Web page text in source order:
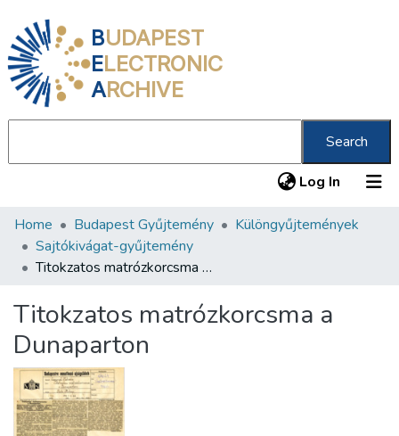
BUDAPEST
ELECTRONIC
ARCHIVE
Search
Log In (current)
Communities & Collections
All of DSpace
About us
Home Budapest Gyűjtemény
Különgyűjtemények
Sajtókivágat-gyűjtemény
Titokzatos matrózkorcsma a Dunaparton
Titokzatos matrózkorcsma a
Dunaparton